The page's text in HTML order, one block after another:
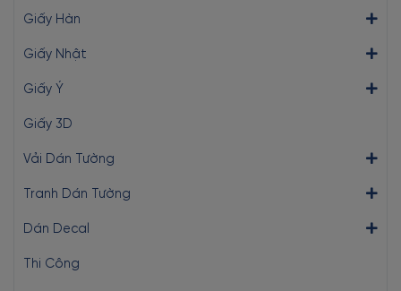
Giấy Hàn
Giấy Nhật
Giấy Ý
Giấy 3D
Vải Dán Tường
Tranh Dán Tường
Dán Decal
Thi Công